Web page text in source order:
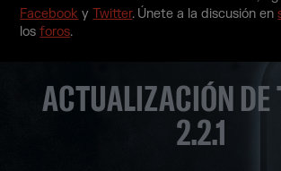
Facebook yTwitter. Únete a la discusión en
losforos.
ACTUALIZACIÓN DE
2.2.1